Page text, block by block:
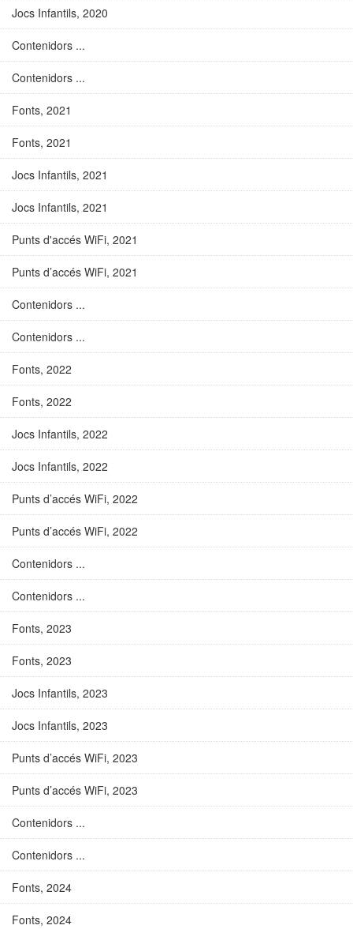
Jocs Infantils, 2020
Contenidors ...
Contenidors ...
Fonts, 2021
Fonts, 2021
Jocs Infantils, 2021
Jocs Infantils, 2021
Punts d'accés WiFi, 2021
Punts d’accés WiFi, 2021
Contenidors ...
Contenidors ...
Fonts, 2022
Fonts, 2022
Jocs Infantils, 2022
Jocs Infantils, 2022
Punts d’accés WiFi, 2022
Punts d’accés WiFi, 2022
Contenidors ...
Contenidors ...
Fonts, 2023
Fonts, 2023
Jocs Infantils, 2023
Jocs Infantils, 2023
Punts d’accés WiFi, 2023
Punts d’accés WiFi, 2023
Contenidors ...
Contenidors ...
Fonts, 2024
Fonts, 2024